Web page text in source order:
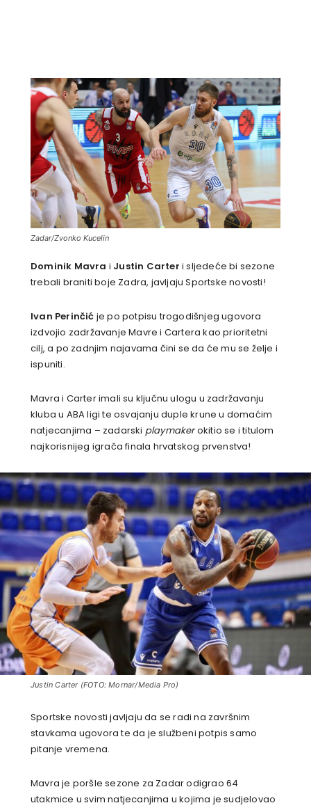
Zadar/Zvonko Kucelin
Dominik Mavra i Justin Carter i sljedeće bi sezone
trebali braniti boje Zadra, javljaju Sportske novosti!
Ivan Perinčić je po potpisu trogodišnjeg ugovora
izdvojio zadržavanje Mavre i Cartera kao prioritetni
cilj, a po zadnjim najavama čini se da će mu se želje i
ispuniti.
Mavra i Carter imali su ključnu ulogu u zadržavanju
kluba u ABA ligi te osvajanju duple krune u domaćim
natjecanjima – zadarski playmakerokitio se i titulom
najkorisnijeg igrača finala hrvatskog prvenstva!
Justin Carter (FOTO: Mornar/Media Pro)
Sportske novosti javljaju da se radi na završnim
stavkama ugovora te da je službeni potpis samo
pitanje vremena.
Mavra je poršle sezone za Zadar odigrao 64
utakmice u svim natjecanjima u kojima je sudjelovao